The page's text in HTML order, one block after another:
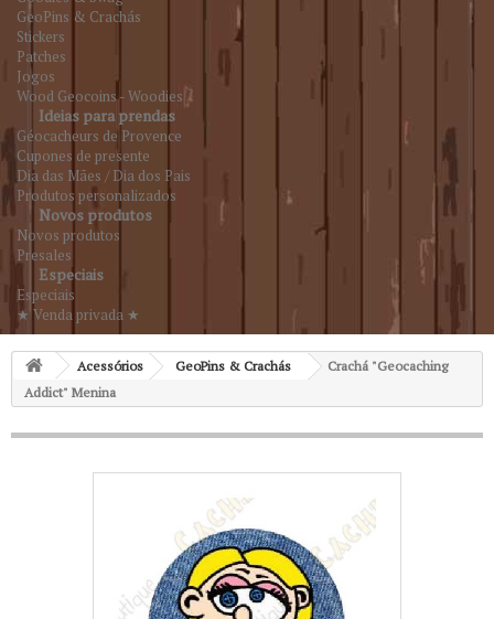
GeoPins & Crachás
Stickers
Patches
Jogos
Wood Geocoins - Woodies
Ideias para prendas
Géocacheurs de Provence
Cupones de presente
Dia das Mães / Dia dos Pais
Produtos personalizados
Novos produtos
Novos produtos
Presales
Especiais
Especiais
★ Venda privada ★
Acessórios GeoPins & Crachás
Crachá "Geocaching
Addict" Menina